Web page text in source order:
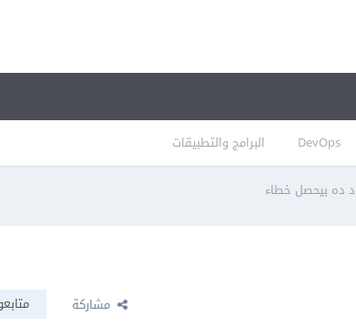
DevOps البرامج والتطبيقات
ده بيحصل خطاء
مشاركة